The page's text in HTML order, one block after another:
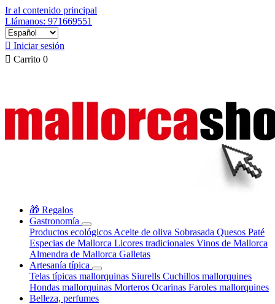
Ir al contenido principal
Llámanos: 971669551
 Iniciar sesión
 Carrito 0
🎁 Regalos
Gastronomía
Productos ecológicos Aceite de oliva Sobrasada Quesos Paté
Especias de Mallorca Licores tradicionales Vinos de Mallorca
Almendra de Mallorca Galletas
Artesanía típica
Telas típicas mallorquinas Siurells Cuchillos mallorquines
Hondas mallorquinas Morteros Ocarinas Faroles mallorquines
Belleza, perfumes